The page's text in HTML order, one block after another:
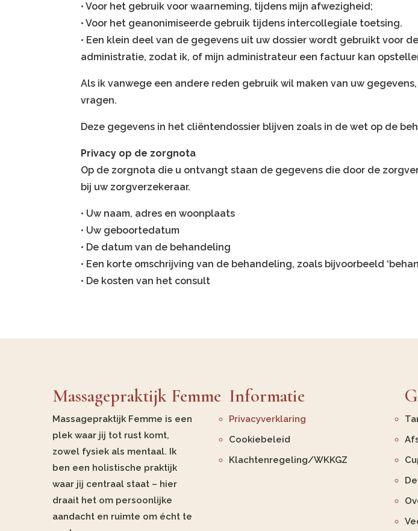
• Voor het gebruik voor waarneming, tijdens mijn afwezigheid;
• Voor het geanonimiseerde gebruik tijdens intercollegiale toetsing.
• Een klein deel van de gegevens uit uw dossier wordt gebruikt voor
administratie, zodat ik, of mijn administrateur een factuur kan
Als ik vanwege een andere reden gebruik wil maken van uw
vragen.
Deze gegevens in het cliëntendossier blijven zoals in de wet op de
Privacy op de zorgnota
Op de zorgnota die u ontvangt staan de gegevens die door de
bij uw zorgverzekeraar.
• Uw naam, adres en woonplaats
• Uw geboortedatum
• De datum van de behandeling
• Een korte omschrijving van de behandeling, zoals bijvoorbeeld
• De kosten van het consult
Massagepraktijk Femme
Massagepraktijk Femme is een
plek waar jij tot rust komt,
zowel fysiek als mentaal. Ik
ben een holistische praktijk
waar jij centraal staat – hier
draait het om persoonlijke
aandacht en ruimte om écht te
Informatie
Privacyverklaring
Cookiebeleid
Klachtenregeling/WKKGZ